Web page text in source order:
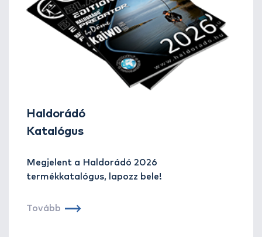
Haldorádó
Katalógus
Megjelent a Haldorádó 2026
termékkatalógus, lapozz bele!
Tovább